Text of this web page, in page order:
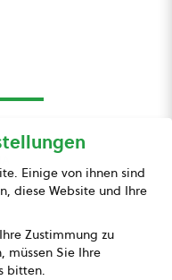
Einige von ihnen sind
diese Website und Ihre
Zustimmung zu
müssen Sie Ihre
bitten.